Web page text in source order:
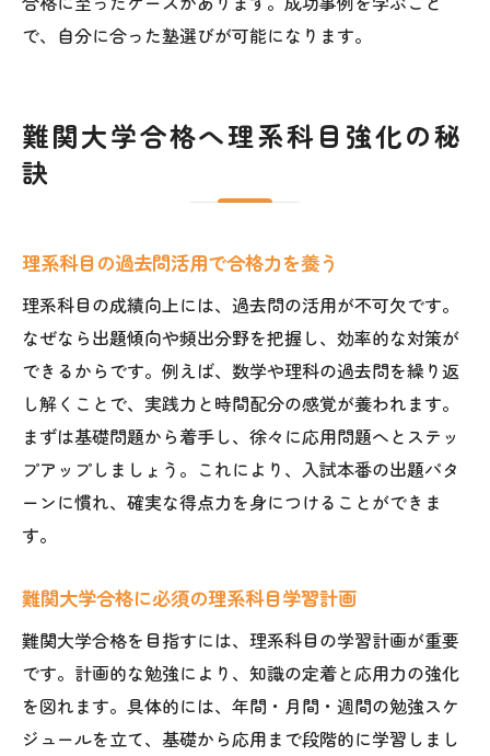
で、自分に合った塾選びが可能になります。
難関大学合格へ理系科目強化の秘
訣
理系科目の過去問活用で合格力を養う
理系科目の成績向上には、過去問の活用が不可欠です。
なぜなら出題傾向や頻出分野を把握し、効率的な対策が
できるからです。例えば、数学や理科の過去問を繰り返
し解くことで、実践力と時間配分の感覚が養われます。
まずは基礎問題から着手し、徐々に応用問題へとステッ
プアップしましょう。これにより、入試本番の出題パタ
ーンに慣れ、確実な得点力を身につけることができま
す。
難関大学合格に必須の理系科目学習計画
難関大学合格を目指すには、理系科目の学習計画が重要
です。計画的な勉強により、知識の定着と応用力の強化
を図れます。具体的には、年間・月間・週間の勉強スケ
ジュールを立て、基礎から応用まで段階的に学習しまし